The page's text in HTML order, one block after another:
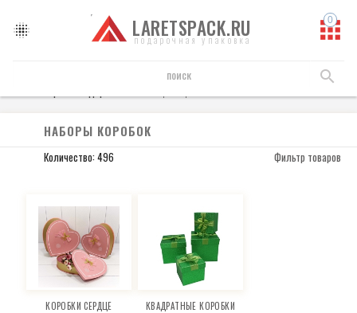
LARETSPACK.RU
подарочная упаковка
НАБОРЫ КОРОБОК
Количество: 496 Фильтр товаров
КОРОБКИ СЕРДЦЕ
КВАДРАТНЫЕ КОРОБКИ